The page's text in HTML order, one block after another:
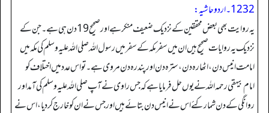
1232۔ اردو حاشیہ:
یہ روایت بھی بعض محققین کے نزدیک ضعیف منکر ہے اور صحیح 19 دن ہی ہے۔ جن کے
نزدیک یہ روایات صحیح ہیں ان میں سفر مکہ کے سفر میں رسول اللہ صلی اللہ علیہ وسلم کی مکہ میں
امامت انیس دن، اٹھارہ دن، سترہ دن اور پندرہ دن مروی ہے۔ تو اس عدد میں اختلاف کو
امام بیہقی رحمہ اللہ نے یوں حل فرمایا ہے کہ جس راوی نے آپ صلی اللہ علیہ وسلم کی آمد اور
روانگی کے دن شمار کئے اس نے انیس دن بتائے ہیں اور جس نے ان کو خارج کر دیا، اس نے